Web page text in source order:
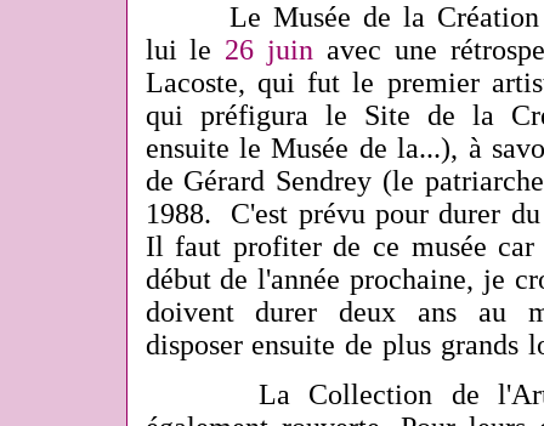
Le Musée de la Création
lui le 26 juin avec une
Lacoste, qui fut le premier
qui préfigura le Site de la
ensuite le Musée de la...), à
de Gérard Sendrey (le
1988. C'est prévu pour durer
Il faut profiter de ce musée
début de l'année prochaine, je
doivent durer deux ans au
disposer ensuite de plus grands
La Collection de